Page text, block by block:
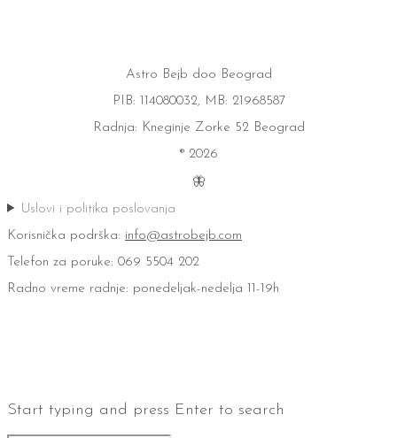
Astro Bejb doo Beograd
PIB: 114080032, MB: 21968587
Radnja: Kneginje Zorke 52 Beograd
® 2026
🦋
Uslovi i politika poslovanja
Korisnička podrška: info@astrobejb.com
Telefon za poruke: 069 5504 202
Radno vreme radnje: ponedeljak-nedelja 11-19h
Start typing and press Enter to search